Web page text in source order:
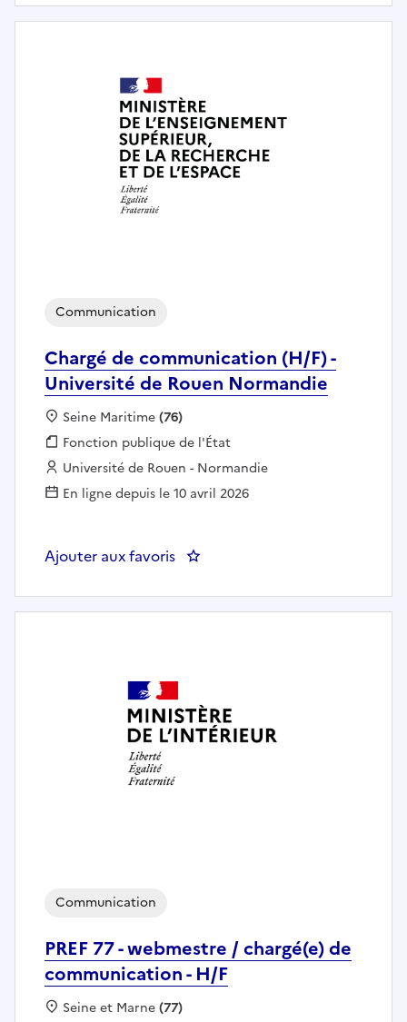
Chargé de communication (H/F) -
Université de Rouen Normandie
Communication
Localisation :
Seine Maritime(76)
Fonction publique :
Fonction publique de l'État
Employeur :
Université de Rouen - Normandie
En ligne depuis le 10 avril 2026
Ajouter aux favoris : Chargé de communication (H/
PREF 77 - webmestre / chargé(e) de
communication - H/F
Communication
Localisation :
Seine et Marne(77)